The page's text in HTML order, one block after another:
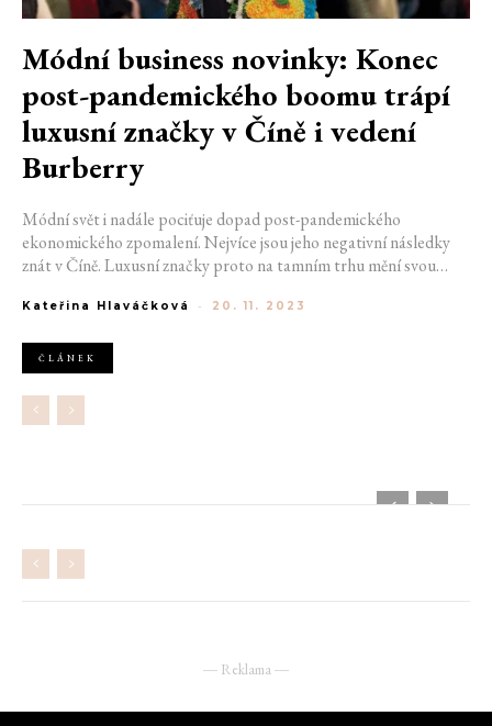
Módní business novinky: Konec
post-pandemického boomu trápí
luxusní značky v Číně i vedení
Burberry
Módní svět i nadále pociťuje dopad post-pandemického
ekonomického zpomalení. Nejvíce jsou jeho negativní následky
znát v Číně. Luxusní značky proto na tamním trhu mění svou
zákazníky. O něco větší výzvě pak bude v nadcházejícím období
Kateřina Hlaváčková - 20. 11. 2023
ČLÁNEK
― Reklama ―